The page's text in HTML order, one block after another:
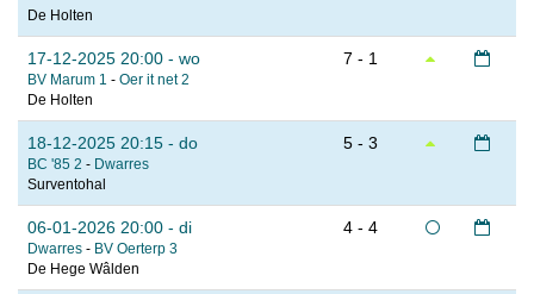
De Holten
17-12-2025 20:00 - wo
BV Marum 1 - Oer it net 2
De Holten
7 - 1
18-12-2025 20:15 - do
BC '85 2 - Dwarres
Surventohal
5 - 3
06-01-2026 20:00 - di
Dwarres - BV Oerterp 3
De Hege Wâlden
4 - 4